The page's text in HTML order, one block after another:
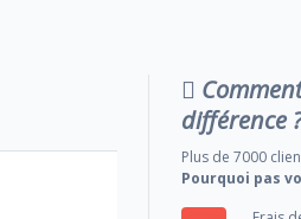
différence
Plus de 7000
Pourquoi pas